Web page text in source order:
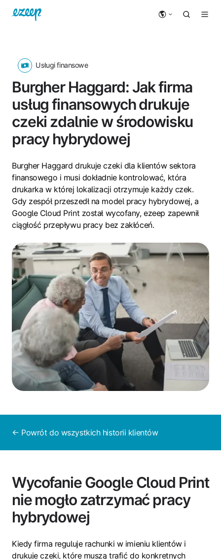
Usługi finansowe
Burgher Haggard: Jak firma
usług finansowych drukuje
czeki zdalnie w środowisku
pracy hybrydowej
Burgher Haggard drukuje czeki dla klientów sektora
finansowego i musi dokładnie kontrolować, która
drukarka w której lokalizacji otrzymuje każdy czek.
Gdy zespół przeszedł na model pracy hybrydowej, a
Google Cloud Print został wycofany, ezeep zapewnił
ciągłość przepływu pracy bez zakłóceń.
← Powrót do wszystkich historii klientów
Wycofanie Google Cloud Print
nie mogło zatrzymać pracy
hybrydowej
Kiedy firma reguluje rachunki w imieniu klientów i
drukuje czeki, które muszą trafić do konkretnych